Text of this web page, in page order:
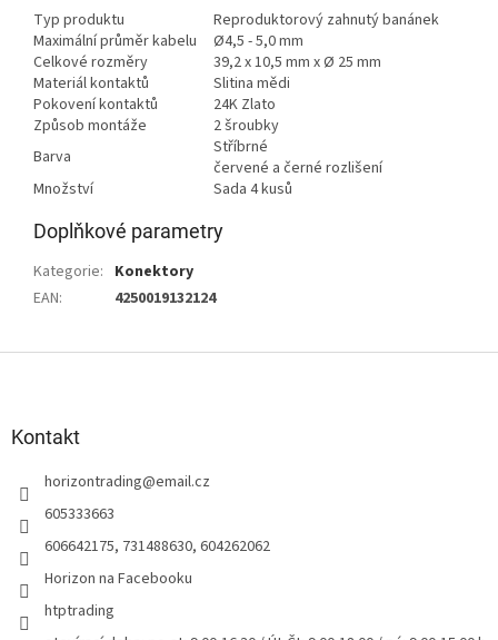
Typ produktu
Reproduktorový zahnutý banánek
Maximální průměr kabelu Ø4,5 - 5,0 mm
Celkové rozměry
39,2 x 10,5 mm x Ø 25 mm
Materiál kontaktů
Slitina mědi
Pokovení kontaktů
24K Zlato
Způsob montáže
2 šroubky
Barva
Stříbrné
červené a černé rozlišení
Množství
Sada 4 kusů
Doplňkové parametry
Kategorie: Konektory
EAN: 4250019132124
Kontakt
horizontrading@email.cz
605333663
606642175, 731488630, 604262062
Horizon na Facebooku
htptrading